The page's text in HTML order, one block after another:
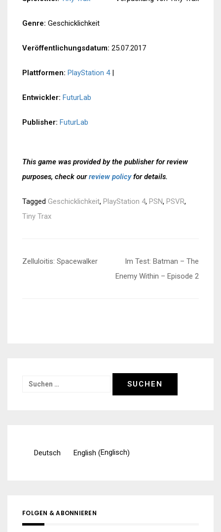
Genre: Geschicklichkeit
Veröffentlichungsdatum: 25.07.2017
Plattformen: PlayStation 4|
Entwickler: FuturLab
Publisher: FuturLab
This game was provided by the publisher for review
purposes, check ourreview policyfor details.
Tagged Geschicklichkeit, PlayStation 4, PSN, PSVR,
Tiny Trax
Beitragsnavigation
Zelluloitis: Spacewalker
Im Test: Batman – The
Enemy Within – Episode 2
Suchen
Deutsch English (Englisch)
FOLGEN & ABONNIEREN